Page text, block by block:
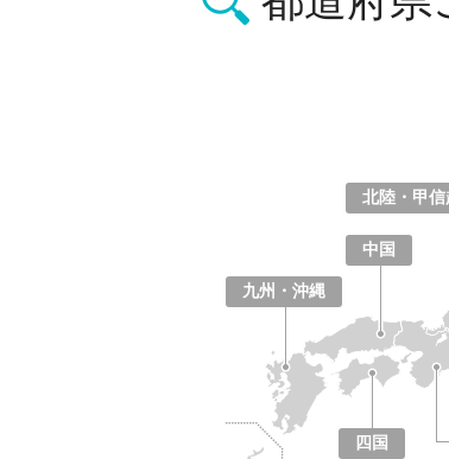
北陸・甲信
中国
四国
九州・沖縄